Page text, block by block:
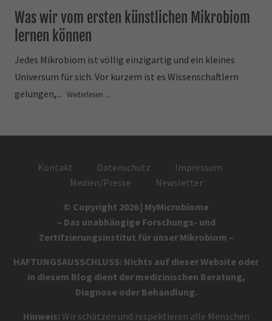
Was wir vom ersten künstlichen Mikrobiom
lernen können
Jedes Mikrobiom ist völlig einzigartig und ein kleines
Universum für sich. Vor kurzem ist es Wissenschaftlern
gelungen,... Weiterlesen ...
Kontakt Datenschutz
Impressum
Medien/Presse
Newsletter
© Copyright 2026 | MyMicrobiome
– Das unabhängige Forschungs- und
Zertifzierungsinstitut für unser Mikrobiom –
HAFTUNGSAUSSCHLUSS: Nichts auf dieser Website oder
in diesem Blog dient der medizinischen Beratung,
Diagnose oder Behandlung.
Hinweis: Wir schätzen und respektieren alle Menschen